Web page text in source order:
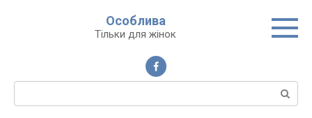
Особлива
Тільки для жінок
Пошук: